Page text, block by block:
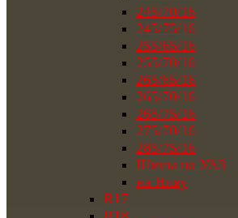
245/70/16
245/75/16
255/65/16
255/70/16
265/65/16
265/70/16
265/75/16
275/70/16
285/75/16
Шины на УАЗ
на Ниву
R17